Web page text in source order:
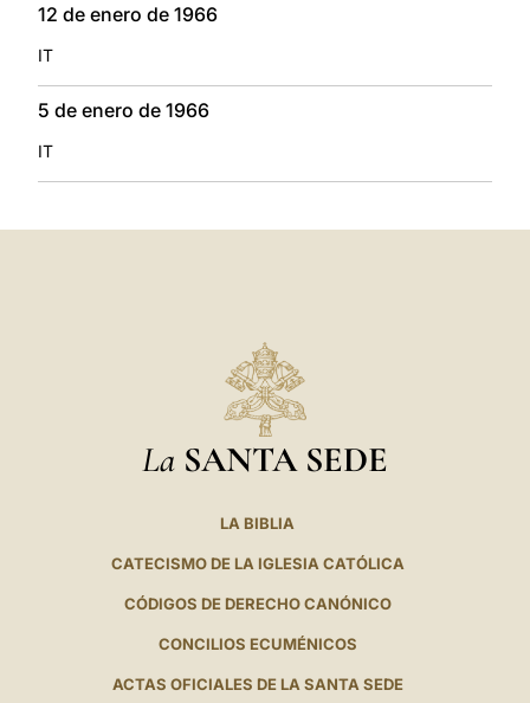
12 de enero de 1966
IT
5 de enero de 1966
IT
La SANTA SEDE
LA BIBLIA
CATECISMO DE LA IGLESIA CATÓLICA
CÓDIGOS DE DERECHO CANÓNICO
CONCILIOS ECUMÉNICOS
ACTAS OFICIALES DE LA SANTA SEDE